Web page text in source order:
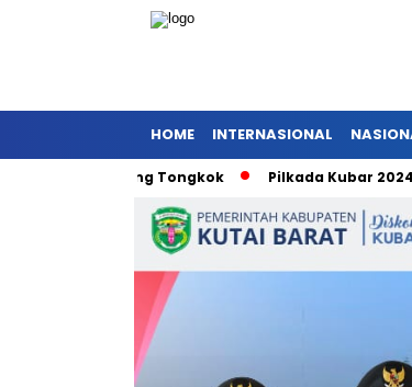
HOME INTERNASIONAL
Pniel Barong Tongkok Pilkada Kubar 2024,